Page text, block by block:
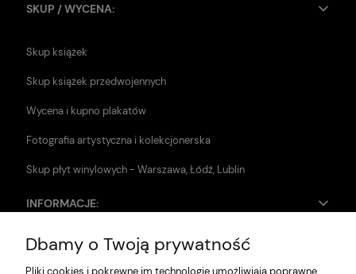
SKUP / WYCENA:
Skup książek
Skup książek przedwojennych
Wycena i kupno plakatów
Fotografia artystyczna i kolekcjonerska
Skup płyt winylowych - Warszawa, Łódź, Lublin
INFORMACJE:
Zwroty i reklamacje
Dbamy o Twoją prywatność
Pliki cookies i pokrewne im technologie umożliwiają poprawne